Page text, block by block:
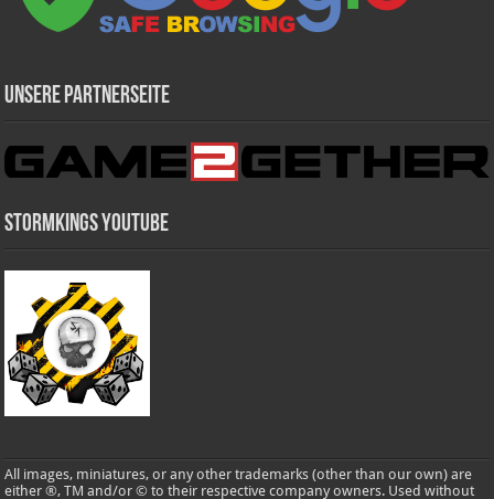
Unsere Partnerseite
Stormkings Youtube
All images, miniatures, or any other trademarks (other than our own) are
either ®, TM and/or © to their respective company owners. Used without